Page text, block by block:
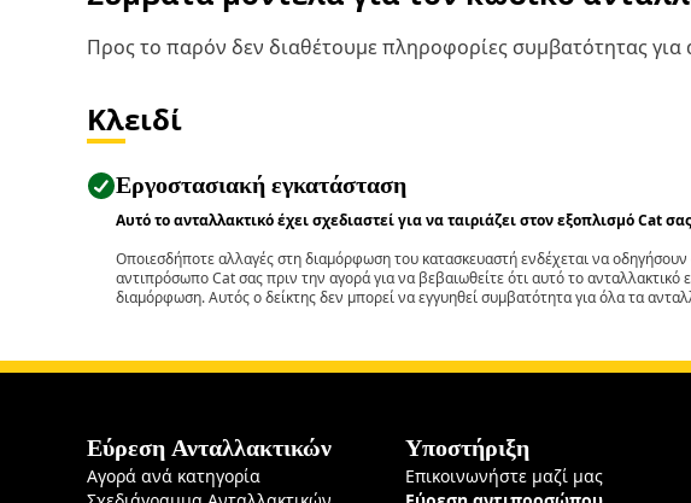
Προς το παρόν δεν διαθέτουμε πληροφορίες συμβατότητας για
Κλειδί
Εργοστασιακή εγκατάσταση
Αυτό το ανταλλακτικό έχει σχεδιαστεί για να ταιριάζει στον εξοπλισμό Cat
Οποιεσδήποτε αλλαγές στη διαμόρφωση του κατασκευαστή ενδέχεται να
αντιπρόσωπο Cat σας πριν την αγορά για να βεβαιωθείτε ότι αυτό το
διαμόρφωση. Αυτός ο δείκτης δεν μπορεί να εγγυηθεί συμβατότητα για όλα τα
Εύρεση Ανταλλακτικών
Αγορά ανά κατηγορία
Υποστήριξη
Επικοινωνήστε μαζί μας